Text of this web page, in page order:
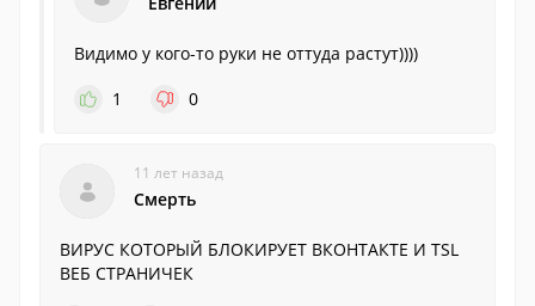
Видимо у кого-то руки не оттуда растут))))
1
0
11 лет назад
Смерть
ВИРУС КОТОРЫЙ БЛОКИРУЕТ ВКОНТАКТЕ И TSL
ВЕБ СТРАНИЧЕК